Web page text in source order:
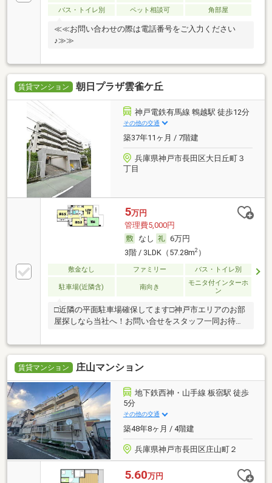
バス・トイレ別
ペット相談可 角部屋
≪≪お問い合わせの際は電話番号をご入力ください
♪≫≫
賃貸マンション 朝日プラザ雲雀ケ丘
神戸電鉄有馬線 鵯越駅 徒歩12分
その他の交通
築37年11ヶ月 / 7階建
兵庫県神戸市長田区大日丘町３
丁目
5万円
管理費5,000円
なし
6万円
3階 / 3LDK（57.28m2）
敷金なし ファミリー バス・トイレ別
駐車場(近隣含) 南向き
モニタ付インターホ
ン
□近隣の平面駐車場確保してます□神戸市エリアのお部
屋探しなら当社へ！お問い合せをスタッフ一同お待ち
賃貸マンション 庄山マンション
地下鉄西神・山手線 板宿駅 徒歩
5分
その他の交通
築48年8ヶ月 / 4階建
兵庫県神戸市長田区庄山町２
5.60万円